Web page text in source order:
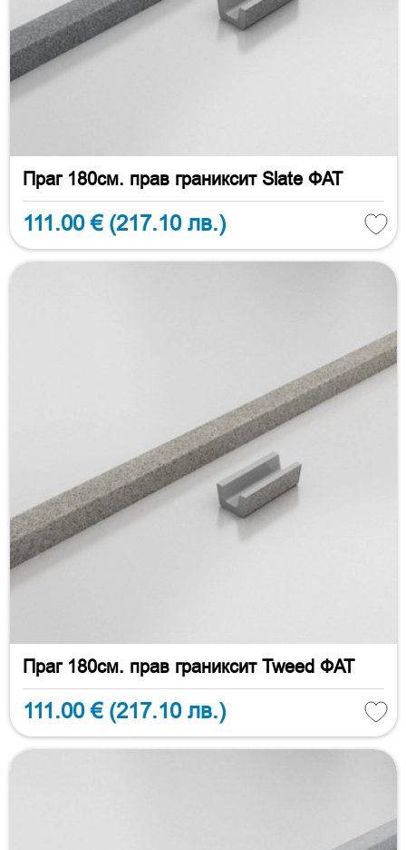
Праг 180см. прав граниксит Slate ФАТ
111.00 € (217.10 лв.)
Праг 180см. прав граниксит Tweed ФАТ
111.00 € (217.10 лв.)